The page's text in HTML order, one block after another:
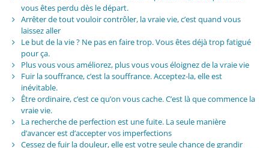
vous êtes perdu dès le départ.
Arrêter de tout vouloir contrôler, la vraie vie, c’est quand vous
laissez aller
Le but de la vie ? Ne pas en faire trop. Vous êtes déjà trop fatigué
pour ça.
Plus vous vous améliorez, plus vous vous éloignez de la vraie vie
Fuir la souffrance, c’est la souffrance. Acceptez-la, elle est
inévitable.
Être ordinaire, c’est ce qu’on vous cache. C’est là que commence la
vraie vie.
La recherche de perfection est une fuite. La seule manière
d’avancer est d’accepter vos imperfections
Cessez de fuir la douleur, elle est votre seule chance de grandir